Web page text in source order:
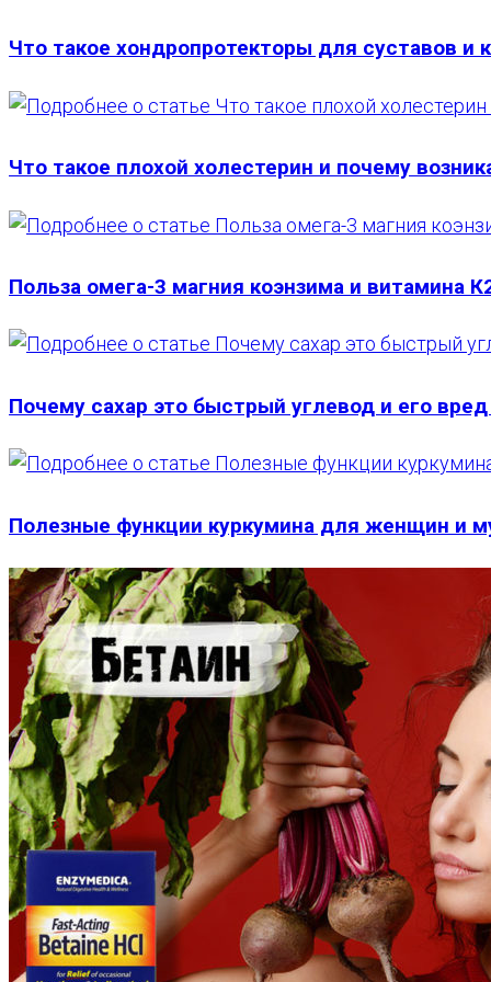
Что такое хондропротекторы для суставов и
Что такое плохой холестерин и почему
Польза омега-3 магния коэнзима и витамина
Почему сахар это быстрый углевод и его
Полезные функции куркумина для женщин и